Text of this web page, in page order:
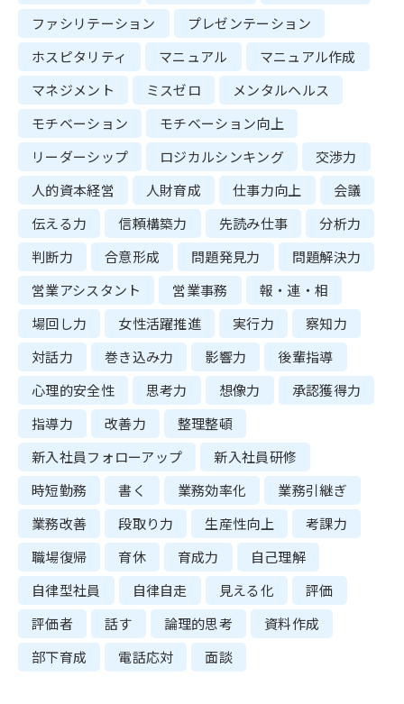
ファシリテーション
プレゼンテーション
ホスピタリティ
マニュアル
マニュアル作成
マネジメント
ミスゼロ
メンタルヘルス
モチベーション
モチベーション向上
リーダーシップ
ロジカルシンキング
交渉力
人的資本経営
人財育成 仕事力向上
会議
伝える力
信頼構築力 先読み仕事
分析力
判断力
合意形成 問題発見力
問題解決力
営業アシスタント
営業事務
報・連・相
場回し力
女性活躍推進 実行力
察知力
対話力
巻き込み力 影響力
後輩指導
心理的安全性
思考力 想像力
承認獲得力
指導力
改善力
整理整頓
新入社員フォローアップ
新入社員研修
時短勤務
書く 業務効率化
業務引継ぎ
業務改善
段取り力 生産性向上
考課力
職場復帰
育休 育成力
自己理解
自律型社員
自律自走 見える化
評価
評価者
話す 論理的思考
資料作成
部下育成
電話応対 面談